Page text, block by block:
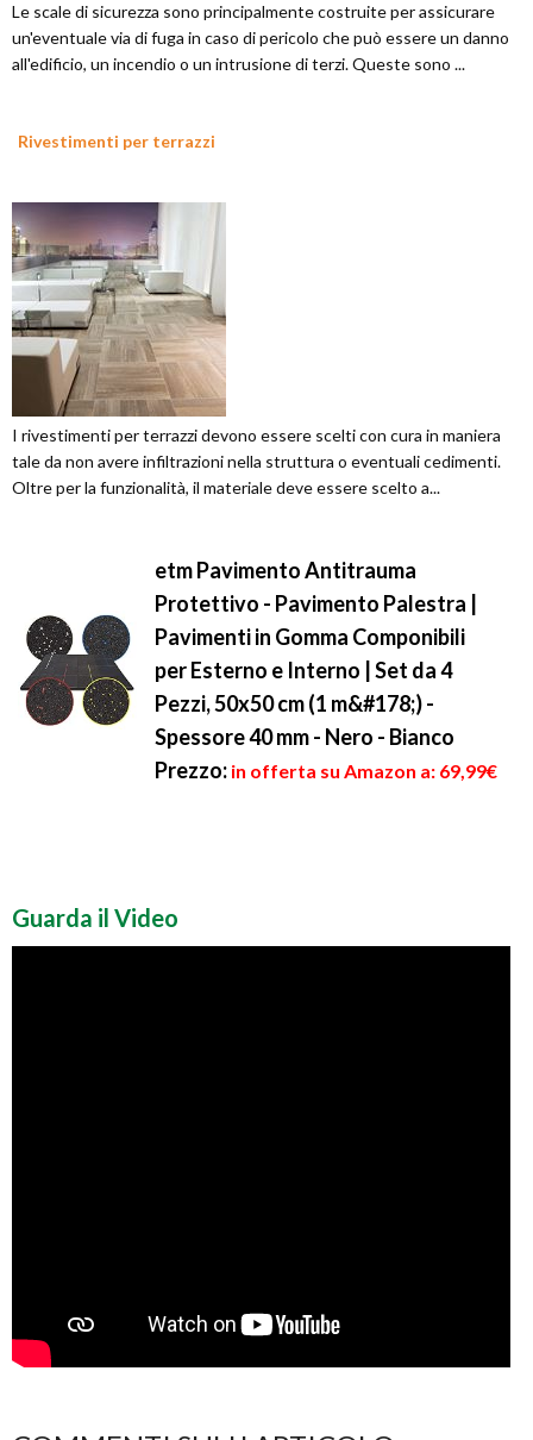
Le scale di sicurezza sono principalmente costruite per assicurare
un'eventuale via di fuga in caso di pericolo che può essere un danno
all'edificio, un incendio o un intrusione di terzi. Queste sono ...
Rivestimenti per terrazzi
I rivestimenti per terrazzi devono essere scelti con cura in maniera
tale da non avere infiltrazioni nella struttura o eventuali cedimenti.
Oltre per la funzionalità, il materiale deve essere scelto a...
etm Pavimento Antitrauma
Protettivo - Pavimento Palestra |
Pavimenti in Gomma Componibili
per Esterno e Interno | Set da 4
Pezzi, 50x50 cm (1 m&#178;) -
Spessore 40 mm - Nero - Bianco
Prezzo: in offerta su Amazon a: 69,99€
Guarda il Video